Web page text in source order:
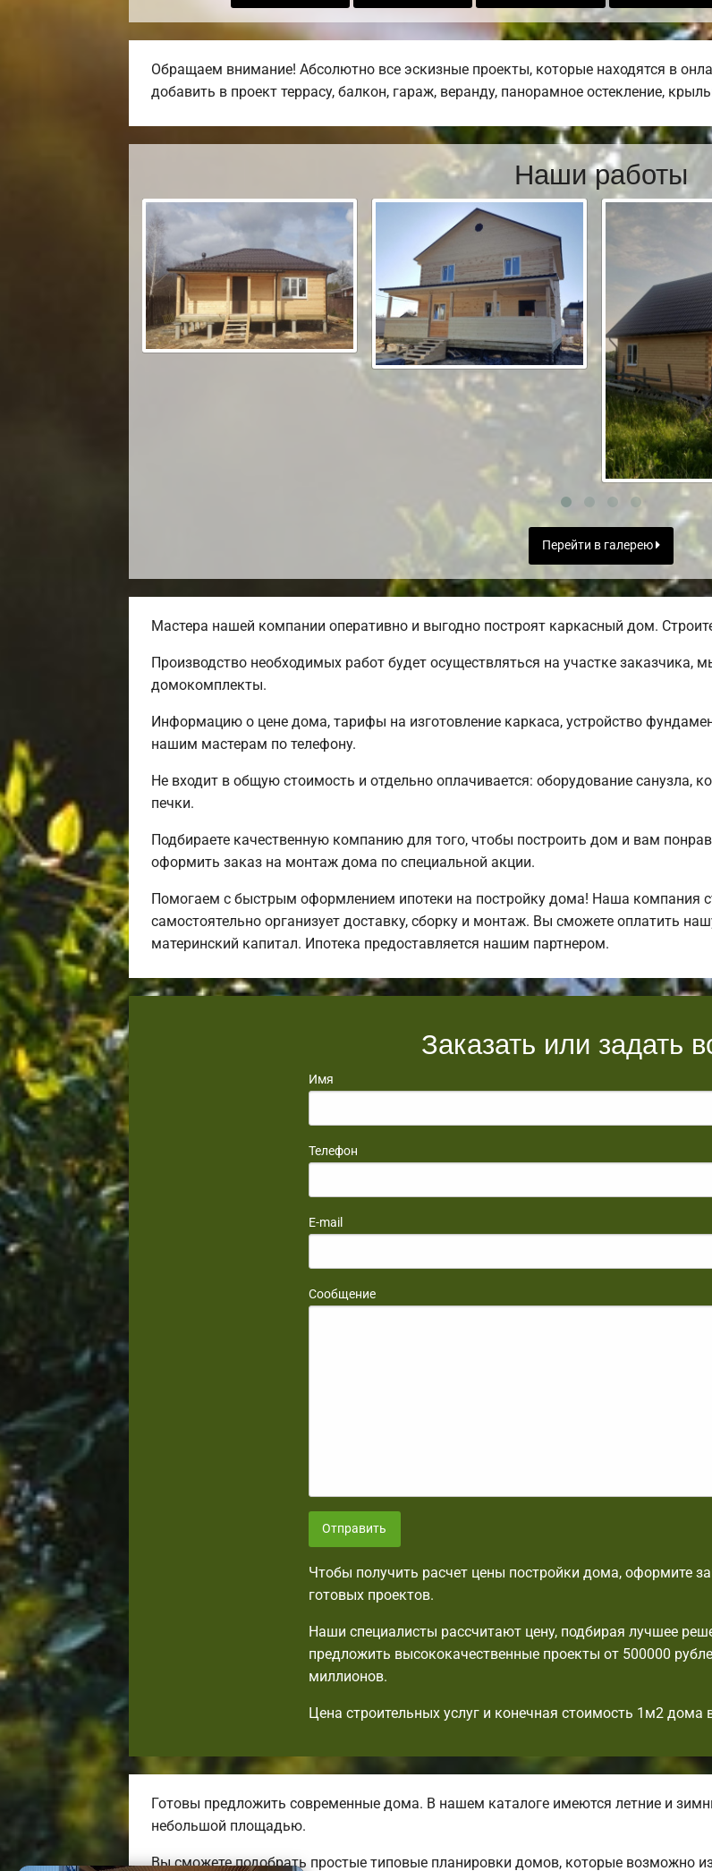
Обращаем внимание! Абсолютно все эскизные проекты, которые находятся в
добавить в проект террасу, балкон, гараж, веранду, панорамное остекление,
Наши работы
Перейти в галерею
Мастера нашей компании оперативно и выгодно построят каркасный дом.
Производство необходимых работ будет осуществляться на участке заказчика,
домокомплекты.
Информацию о цене дома, тарифы на изготовление каркаса, устройство
нашим мастерам по телефону.
Не входит в общую стоимость и отдельно оплачивается: оборудование санузла,
печки.
Подбираете качественную компанию для того, чтобы построить дом и вам
оформить заказ на монтаж дома по специальной акции.
Помогаем с быстрым оформлением ипотеки на постройку дома! Наша компания
самостоятельно организует доставку, сборку и монтаж. Вы сможете оплатить
материнский капитал. Ипотека предоставляется нашим партнером.
Заказать или задать
Имя
Телефон
E-mail
Сообщение
Отправить
Чтобы получить расчет цены постройки дома, оформите
готовых проектов.
Наши специалисты рассчитают цену, подбирая лучшее
предложить высококачественные проекты от 500000
миллионов.
Цена строительных услуг и конечная стоимость 1м2 дома
Готовы предложить современные дома. В нашем каталоге имеются летние и
небольшой площадью.
Вы сможете подобрать простые типовые планировки домов, которые возможно